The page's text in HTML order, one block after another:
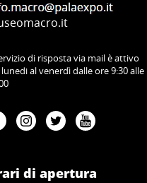
di risposta via mail è attivo
al venerdì dalle ore 9:30 alle
di apertura